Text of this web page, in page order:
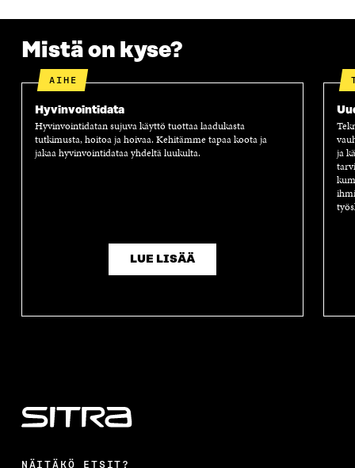
Mistä on kyse?
AIHE
Hyvinvointidata
Hyvinvointidatan sujuva käyttö tuottaa laadukasta
tutkimusta, hoitoa ja hoivaa. Kehitämme tapaa koota ja
jakaa hyvinvointidataa yhdeltä luukulta.
LUE LISÄÄ
ja
NÄITÄKÖ ETSIT?